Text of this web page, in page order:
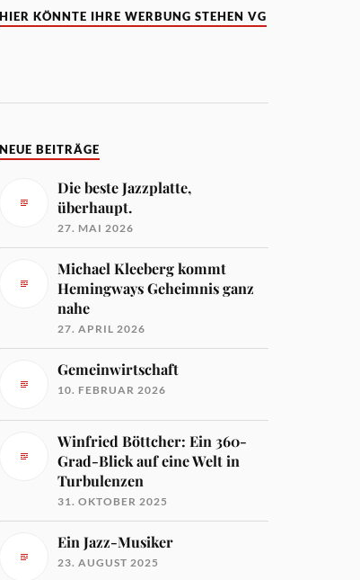
HIER KÖNNTE IHRE WERBUNG STEHEN VG
NEUE BEITRÄGE
Die beste Jazzplatte,
überhaupt.
27. MAI 2026
Michael Kleeberg kommt
Hemingways Geheimnis ganz
nahe
27. APRIL 2026
Gemeinwirtschaft
10. FEBRUAR 2026
Winfried Böttcher: Ein 360-
Grad-Blick auf eine Welt in
Turbulenzen
31. OKTOBER 2025
Ein Jazz-Musiker
23. AUGUST 2025